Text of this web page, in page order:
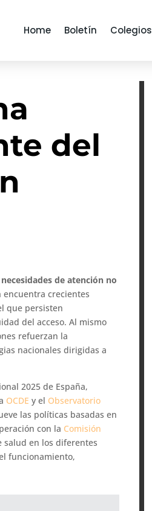
Home Boletín Colegios
del
de atención no
encuentra crecientes
que persisten
del acceso. Al mismo
refuerzan la
nacionales dirigidas a
2025 de España,
OCDE y el Observatorio
las políticas basadas en
con la Comisión
salud en los diferentes
funcionamiento,